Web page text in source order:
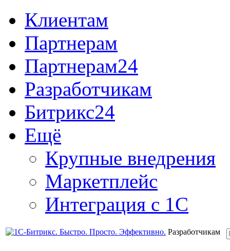
Клиентам
Партнерам
Партнерам24
Разработчикам
Битрикс24
Ещё
Крупные внедрения
Маркетплейс
Интеграция с 1С
Разработчикам